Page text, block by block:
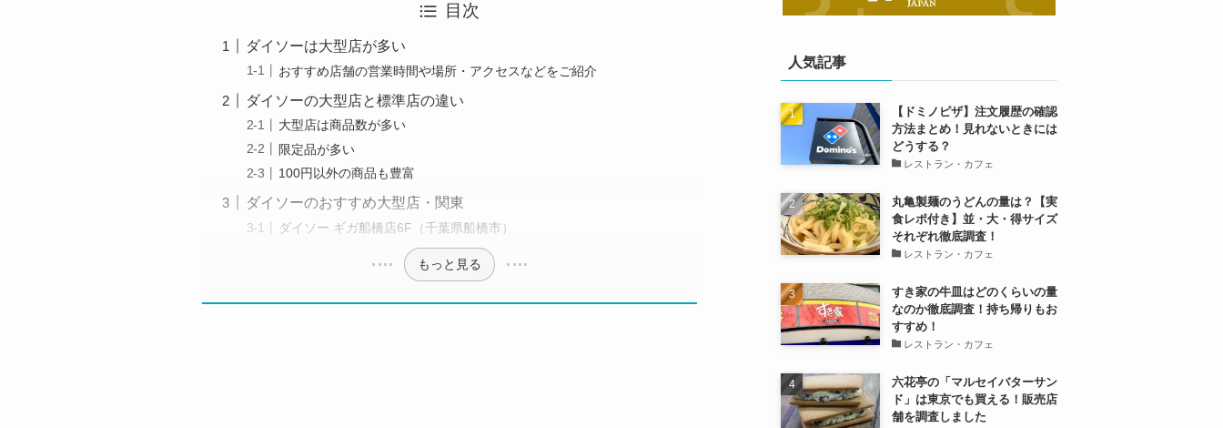
目次
ダイソーは大型店が多い
おすすめ店舗の営業時間や場所・アクセスなどをご紹介
ダイソーの大型店と標準店の違い
大型店は商品数が多い
限定品が多い
100円以外の商品も豊富
ダイソーのおすすめ大型店・関東
ダイソー ギガ船橋店6F（千葉県船橋市）
もっと見る
人気記事
【ドミノピザ】注文履歴の確認
方法まとめ！見れないときには
どうする？
レストラン・カフェ
丸亀製麺のうどんの量は？【実
食レポ付き】並・大・得サイズ
それぞれ徹底調査！
レストラン・カフェ
すき家の牛皿はどのくらいの量
なのか徹底調査！持ち帰りもお
すすめ！
レストラン・カフェ
六花亭の「マルセイバターサン
ド」は東京でも買える！販売店
舗を調査しました